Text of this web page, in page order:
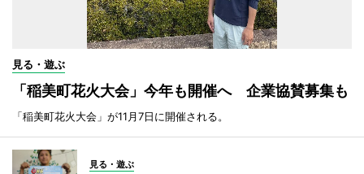
見る・遊ぶ
「稲美町花火大会」今年も開催へ 企業協賛募集も
「稲美町花火大会」が11月7日に開催される。
見る・遊ぶ